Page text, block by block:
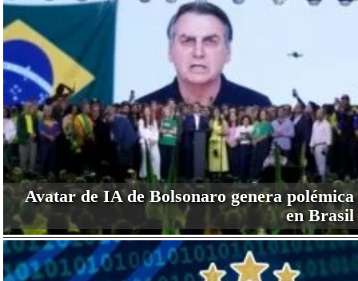
Avatar de IA de Bolsonaro genera polémica
en Brasil